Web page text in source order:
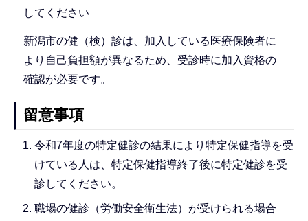
してください
新潟市の健（検）診は、加入している医療保険者に
より自己負担額が異なるため、受診時に加入資格の
確認が必要です。
留意事項
令和7年度の特定健診の結果により特定保健指導を受
けている人は、特定保健指導終了後に特定健診を受
診してください。
職場の健診（労働安全衛生法）が受けられる場合